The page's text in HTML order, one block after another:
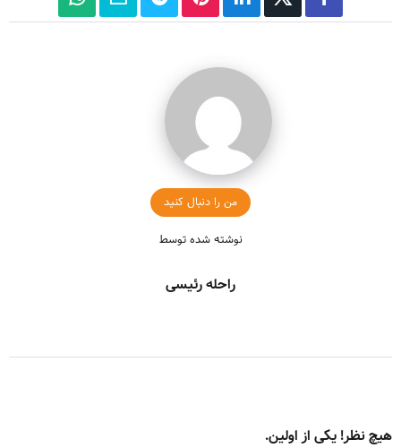
من را دنبال کنید
نوشته شده توسط
راحله رئیسی
هیچ نظر! یکی از اولین.